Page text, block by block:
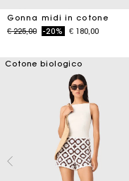
Gonna midi in cotone
Price reduced from
€ 225,00to-20% € 180,00
Cotone biologico